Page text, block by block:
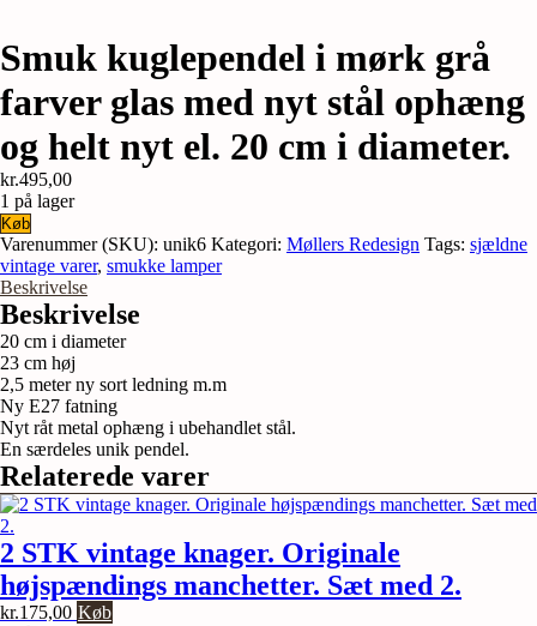
Smuk kuglependel i mørk grå
farver glas med nyt stål ophæng
og helt nyt el. 20 cm i diameter.
kr.495,00
1 på lager
Smuk
kuglependel
i
mørk
grå
farver
glas
med
nyt
stål
ophæng
og
helt
nyt
el.
20
cm
diameter.
Køb
Varenummer (SKU): unik6 Kategori: Møllers Redesign Tags: sjældne
vintage varer, smukke lamper
Beskrivelse
Beskrivelse
20 cm i diameter
23 cm høj
2,5 meter ny sort ledning m.m
Ny E27 fatning
Nyt råt metal ophæng i ubehandlet stål.
En særdeles unik pendel.
Relaterede varer
2 STK vintage knager. Originale
højspændings manchetter. Sæt med 2.
kr.175,00 Køb